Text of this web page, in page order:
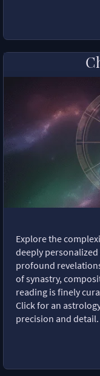
Explore the
deeply
profound
of synastry,
reading is finely
Click for an
precision and detail.